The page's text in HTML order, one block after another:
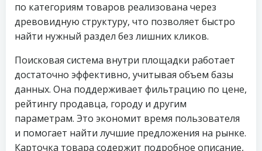
по категориям товаров реализована через
древовидную структуру, что позволяет быстро
найти нужный раздел без лишних кликов.
Поисковая система внутри площадки работает
достаточно эффективно, учитывая объем базы
данных. Она поддерживает фильтрацию по цене,
рейтингу продавца, городу и другим
параметрам. Это экономит время пользователя
и помогает найти лучшие предложения на рынке.
Карточка товара содержит подробное описание,